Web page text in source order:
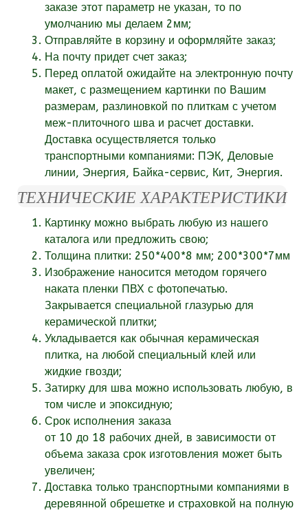
заказе этот параметр не указан, то по
умолчанию мы делаем 2мм;
Отправляйте в корзину и оформляйте заказ;
На почту придет счет заказ;
Перед оплатой ожидайте на электронную почту
макет, с размещением картинки по Вашим
размерам, разлиновкой по плиткам с учетом
меж-плиточного шва и расчет доставки.
Доставка осуществляется только
транспортными компаниями: ПЭК, Деловые
линии, Энергия, Байка-сервис, Кит, Энергия.
ТЕХНИЧЕСКИЕ ХАРАКТЕРИСТИКИ
Картинку можно выбрать любую из нашего
каталога или предложить свою;
Толщина плитки: 250*400*8 мм; 200*300*7мм
Изображение наносится методом горячего
наката пленки ПВХ с фотопечатью.
Закрывается специальной глазурью для
керамической плитки;
Укладывается как обычная керамическая
плитка, на любой специальный клей или
жидкие гвозди;
Затирку для шва можно использовать любую, в
том числе и эпоксидную;
Срок исполнения заказа
от 10 до 18 рабочих дней, в зависимости от
объема заказа срок изготовления может быть
увеличен;
Доставка только транспортными компаниями в
деревянной обрешетке и страховкой на полную